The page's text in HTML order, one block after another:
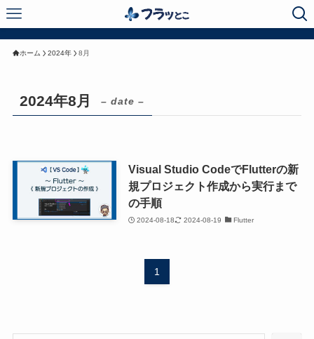
ホーム 2024年 8月
2024年8月 – date –
Visual Studio CodeでFlutterの新
規プロジェクト作成から実行まで
の手順
2024-08-18 2024-08-19 Flutter
1